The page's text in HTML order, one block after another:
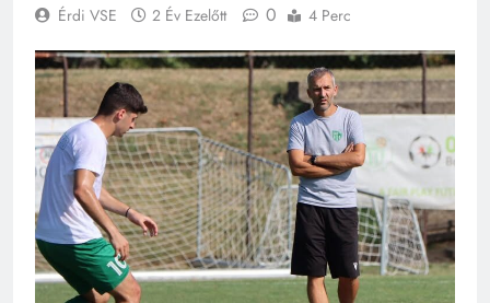
Érdi VSE 2 Év Ezelőtt 0 4 Perc